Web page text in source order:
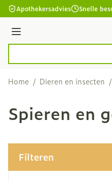
Ga naar de inhoud
Apothekersadvies Snelle
Menu
Home / Dieren en insecten /
Spieren en
Filteren